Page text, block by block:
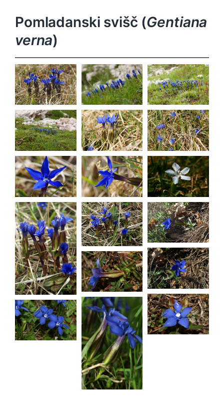
Pomladanski svišč (Gentiana
verna)
Gentiana
verna
Gentiana
verna
Gentiana
verna
Gentiana
verna
Gentiana
verna
Gentiana
verna
Gentiana
verna
Gentiana
verna
Gentiana
verna
Gentiana
verna
Gentiana
verna
Gentiana
verna
Gentiana
verna
Gentiana
verna
Gentiana
verna
Gentiana
verna
Gentiana
verna